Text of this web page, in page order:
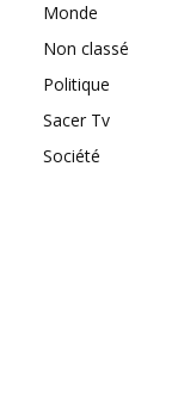
Monde
Non classé
Politique
Sacer Tv
Société